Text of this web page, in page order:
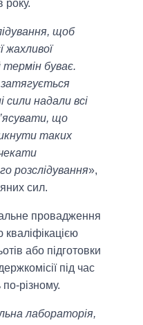
року.
щоб
жахливої
буває.
затягується
сили надали всі
що
таких
розслідування»,
сил.
провадження
або підготовки
під час
різному.
лабораторія,